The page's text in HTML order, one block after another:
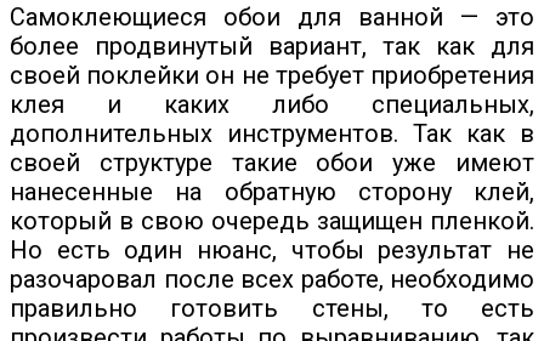
Самоклеющиеся обои для ванной — это
более продвинутый вариант, так как для
своей поклейки он не требует приобретения
клея и каких либо специальных,
дополнительных инструментов. Так как в
своей структуре такие обои уже имеют
нанесенные на обратную сторону клей,
который в свою очередь защищен пленкой.
Но есть один нюанс, чтобы результат не
разочаровал после всех работе, необходимо
правильно готовить стены, то есть